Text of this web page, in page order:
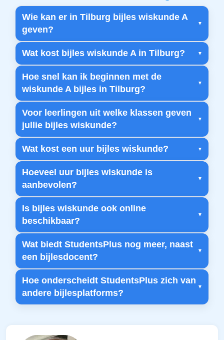
Wie kan er in Tilburg bijles wiskunde A
geven?
Wat kost bijles wiskunde A in Tilburg?
Hoe snel kan ik beginnen met de
wiskunde A bijles in Tilburg?
Voor leerlingen uit welke klassen geven
jullie bijles wiskunde?
Wat kost een uur bijles wiskunde?
Hoeveel uur bijles wiskunde is
aanbevolen?
Is bijles wiskunde ook online
beschikbaar?
Wat biedt StudentsPlus nog meer, naast
een bijlesdocent?
Hoe onderscheidt StudentsPlus zich van
andere bijlesplatforms?